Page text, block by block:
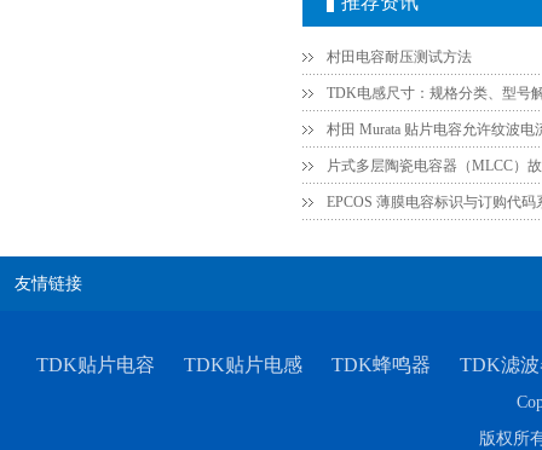
村田电容耐压测试方法
TDK电感尺寸：规格分类、型号
EPCOS 薄膜电容标识与订购代码
友情链接
TDK贴片电容 TDK贴片电感 TDK蜂鸣器 TDK滤
版权所